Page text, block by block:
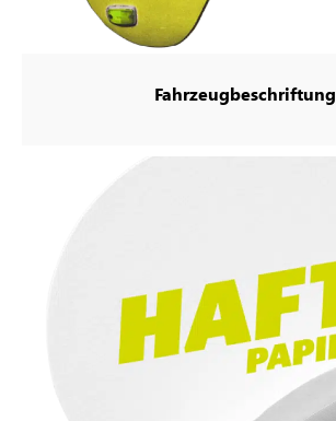
Fahrzeugbeschriftung